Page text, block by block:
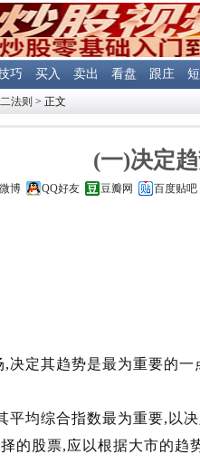
巧 买入 卖出 看盘 跟庄
法则 > 正文
(一)决定
博 QQ好友 豆瓣网 百度贴吧
定其趋势是最为重要的一
均综合指数最为重要,以决
的股票,应以根据大市的